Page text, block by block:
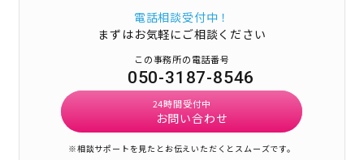
電話相談受付中！
まずはお気軽にご相談ください
この事務所の電話番号
050-3187-8546
24時間受付中
お問い合わせ
※相談サポートを見たとお伝えいただくとスムーズです。